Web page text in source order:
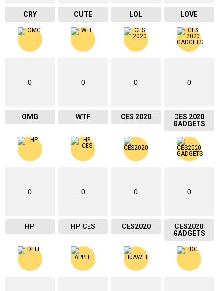
CRY CUTE LOL LOVE
0
OMG
0
WTF
0
CES 2020
0
CES 2020
GADGETS
0
HP
0
HP CES
0
CES2020
0
CES2020
GADGETS